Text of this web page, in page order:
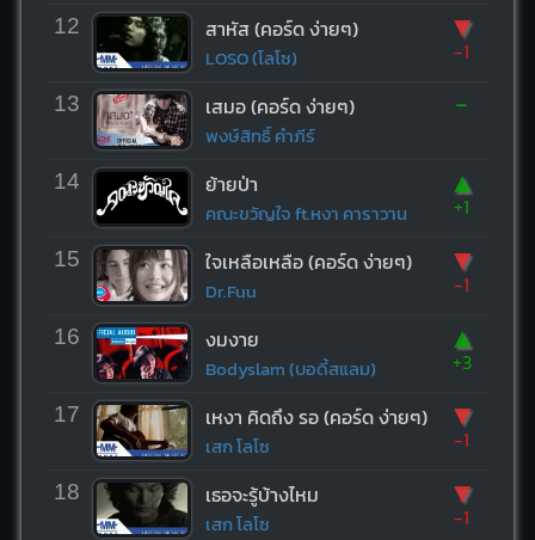
12 สาหัส (คอร์ด ง่ายๆ)
LOSO (โลโซ)
▼
-1
13 เสมอ (คอร์ด ง่ายๆ)
พงษ์สิทธิ์ คำภีร์
-
14 ย้ายป่า
คณะขวัญใจ ft.หงา คาราวาน
▲
+1
15 ใจเหลือเหลือ (คอร์ด ง่ายๆ)
Dr.Fuu
▼
-1
16 งมงาย
Bodyslam (บอดี้สแลม)
▲
+3
17 เหงา คิดถึง รอ (คอร์ด ง่ายๆ)
เสก โลโซ
▼
-1
18 เธอจะรู้บ้างไหม
เสก โลโซ
▼
-1